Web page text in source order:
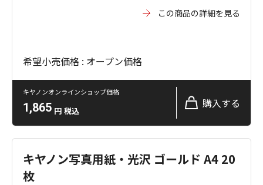
この商品の詳細を見る
希望小売価格 : オープン価格
キヤノンオンラインショップ価格
1,865 円 税込
購入する
キヤノン写真用紙・光沢 ゴールド A4 20
枚